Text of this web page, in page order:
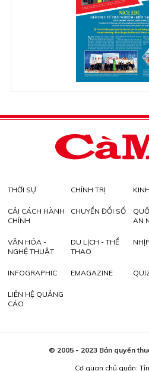
THỜI SỰ CHÍNH TRỊ
CẢI CÁCH HÀNH
CHÍNH
CHUYỂN ĐỔI SỐ
AN
VĂN HÓA -
NGHỆ THUẬT
DU LỊCH - THỂ
THAO
INFOGRAPHIC EMAGAZINE
LIÊN HỆ QUẢNG
CÁO
© 2005 - 2023 Bản quyền
Cơ quan chủ quản: